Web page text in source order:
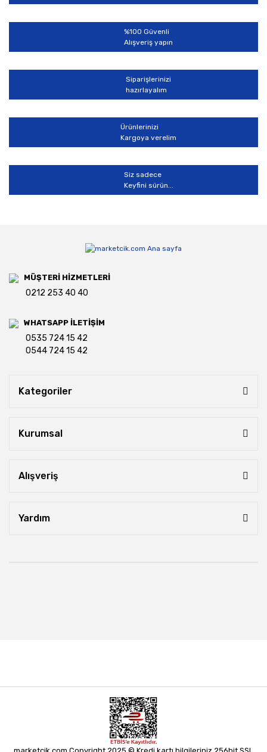
Ürün fiyatı diğer sitelerden daha pahalı.
Bu ürüne benzer farklı alternatifler olmalı.
Gönder
%100 Güvenli
Alışveriş yapın
Siparişlerinizi
hazırlayalım
Ürünlerinizi
Kargoya verelim
Siz sadece
Keyfini sürün...
MÜŞTERİ HİZMETLERİ
0212 253 40 40
WHATSAPP İLETİŞİM
0535 724 15 42
0544 724 15 42
Kategoriler
Kurumsal
Alışveriş
Yardım